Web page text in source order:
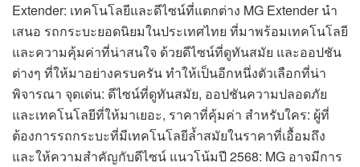
Extender: เทคโนโลยีและดีไซน์ที่แตกต่าง MG Extender นำ
เสนอ รถกระบะยอดนิยมในประเทศไทย ที่มาพร้อมเทคโนโลยี
และความคุ้มค่าที่น่าสนใจ ด้วยดีไซน์ที่ดูทันสมัย และออปชัน
ต่างๆ ที่ให้มาอย่างครบครัน ทำให้เป็นอีกหนึ่งตัวเลือกที่น่า
พิจารณา จุดเด่น: ดีไซน์ที่ดูทันสมัย, ออปชันความปลอดภัย
และเทคโนโลยีที่ให้มาเยอะ, ราคาที่คุ้มค่า สำหรับใคร: ผู้ที่
ต้องการรถกระบะที่มีเทคโนโลยีล้ำสมัยในราคาที่เอื้อมถึง
และให้ความสำคัญกับดีไซน์ แนวโน้มปี 2568: MG อาจมีการ